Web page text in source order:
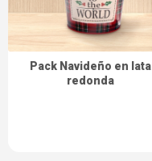
Pack Navideño en lata
redonda